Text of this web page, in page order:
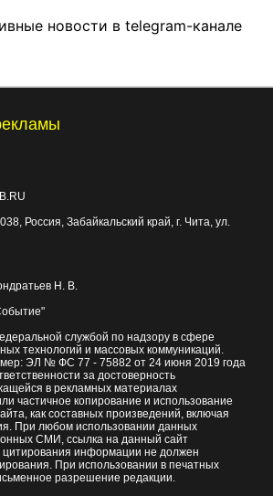
новости в telegram-канале
, Россия, Забайкальский край, г. Чита, ул.
Н. В.
службой по надзору в сфере
технологий и массовых коммуникаций.
ЭЛ № ФС 77 - 75882 от 24 июня 2019 года
за достоверность
в рекламных материалах
частичное копирование и использование
как составных произведений, включая
При любом использовании данных
СМИ, ссылка на данный сайт
информации не должен
При использовании в печатных
разрешение редакции.